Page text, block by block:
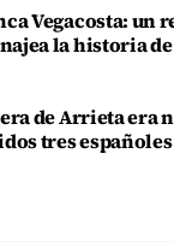
Vegacosta: un
la historia
de Arrieta era
tres